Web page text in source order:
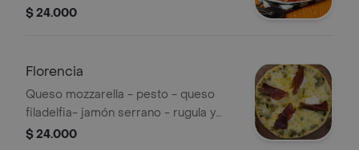
$ 24.000
Florencia
Queso mozzarella - pesto - queso
filadelfia- jamón serrano - rugula y
balsámico
$ 24.000